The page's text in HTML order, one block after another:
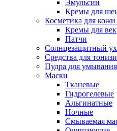
Эмульсии
Кремы для
Косметика для кожи
Кремы для век
Патчи
Солнцезащитный
Средства для
Пудра для
Маски
Тканевые
Гидрогелевые
Альгинатные
Ночные
Смываемая